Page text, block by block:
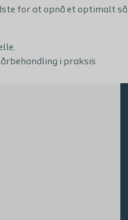
for at opnå et optimalt
i praksis.